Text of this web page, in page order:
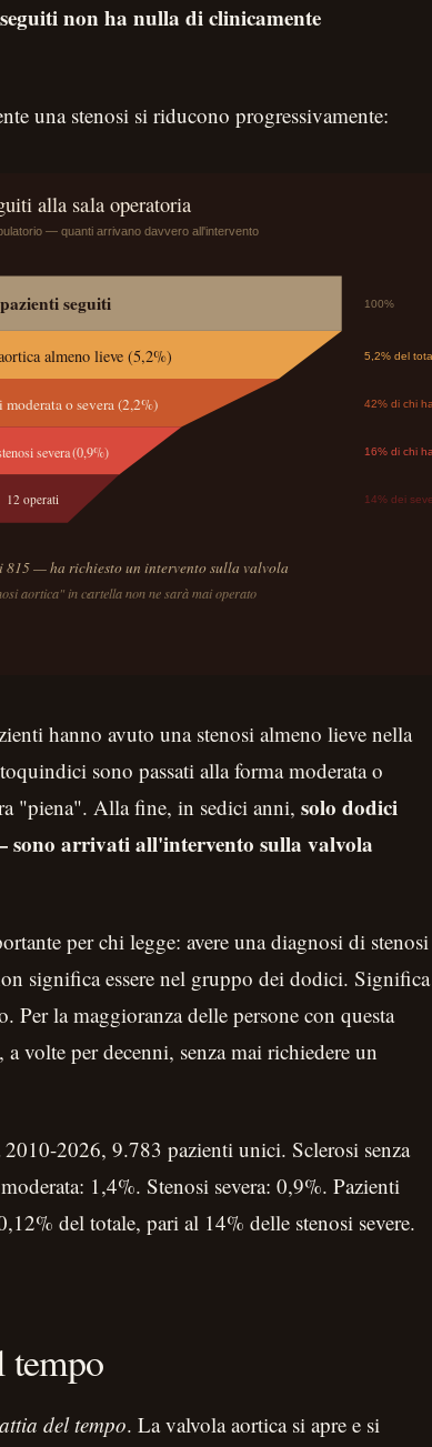
non ha nulla di clinicamente
una stenosi si riducono progressivamente:
hanno avuto una stenosi almeno lieve nella
sono passati alla forma moderata o
"piena". Alla fine, in sedici anni,solo dodici
arrivati all'intervento sulla valvola
per chi legge: avere una diagnosi di stenosi
significa essere nel gruppo dei dodici. Significa
la maggioranza delle persone con questa
volte per decenni, senza mai richiedere un
2010-2026, 9.783 pazienti unici. Sclerosi senza
1,4%. Stenosi severa: 0,9%. Pazienti
del totale, pari al 14% delle stenosi severe.
tempo
del tempo. La valvola aortica si apre e si